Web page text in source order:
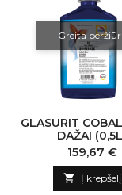
Greita
GLASURIT
DAŽAI
Kaina
159,67 €
 Į krepšelį